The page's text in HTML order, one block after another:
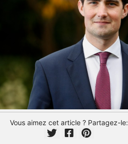
Vous aimez cet article ? Partagez-le: